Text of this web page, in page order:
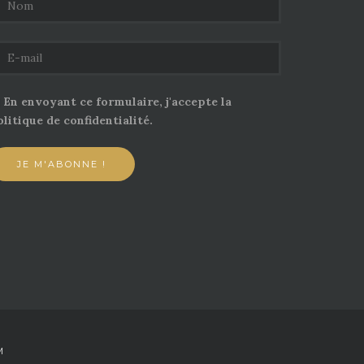
En envoyant ce formulaire, j'accepte la
de confidentialité.